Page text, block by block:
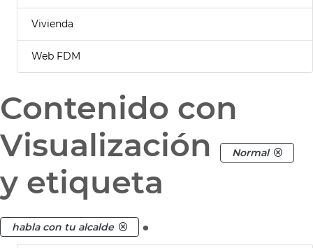
Vivienda
Web FDM
Contenido con
Visualización
Normal
y etiqueta
habla con tu alcalde .